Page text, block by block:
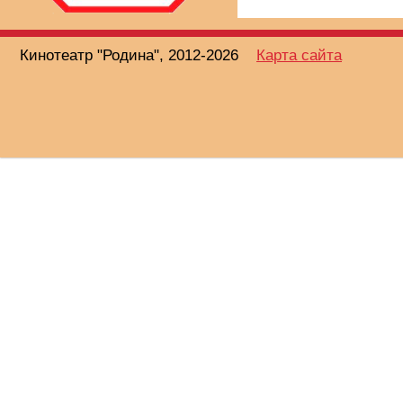
Кинотеатр "Родина", 2012-2026 Карта сайта